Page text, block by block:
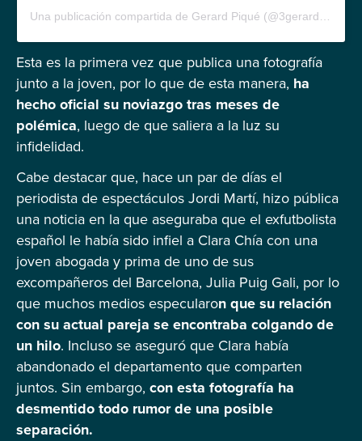
Esta es la primera vez que publica una fotografía
junto a la joven, por lo que de esta manera, ha
hecho oficial su noviazgo tras meses de
polémica, luego de que saliera a la luz su
infidelidad.
Cabe destacar que, hace un par de días el
periodista de espectáculos Jordi Martí, hizo pública
una noticia en la que aseguraba que el exfutbolista
español le había sido infiel a Clara Chía con una
joven abogada y prima de uno de sus
excompañeros del Barcelona, Julia Puig Gali, por lo
que muchos medios especularon que su relación
con su actual pareja se encontraba colgando de
un hilo. Incluso se aseguró que Clara había
abandonado el departamento que comparten
juntos. Sin embargo, con esta fotografía ha
desmentido todo rumor de una posible
separación.